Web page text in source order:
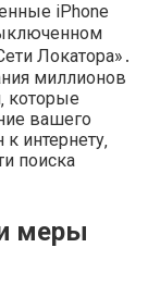
iPhone
Локатора»․
миллионов
которые
вашего
интернету‚
поиска
меры